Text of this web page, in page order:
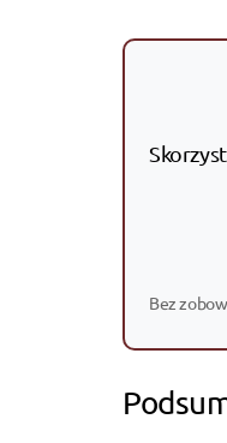
Bez